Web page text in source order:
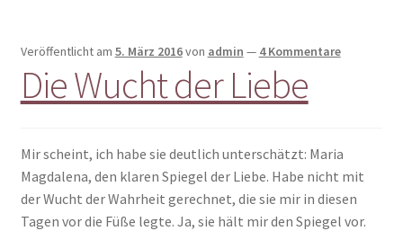
Veröffentlicht am 5. März 2016von admin — 4 Kommentare
Die Wucht der Liebe
Mir scheint, ich habe sie deutlich unterschätzt: Maria
Magdalena, den klaren Spiegel der Liebe. Habe nicht mit
der Wucht der Wahrheit gerechnet, die sie mir in diesen
Tagen vor die Füße legte. Ja, sie hält mir den Spiegel vor.